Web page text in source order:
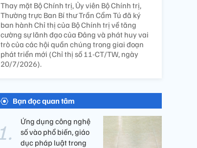
Thay mặt Bộ Chính trị, Ủy viên Bộ Chính trị,
Thường trực Ban Bí thư Trần Cẩm Tú đã ký
ban hành Chỉ thị của Bộ Chính trị về tăng
cường sự lãnh đạo của Đảng và phát huy vai
trò của các hội quần chúng trong giai đoạn
phát triển mới (Chỉ thị số 11-CT/TW, ngày
20/7/2026).
Bạn đọc quan tâm
Ứng dụng công nghệ
số vào phổ biến, giáo
dục pháp luật trong